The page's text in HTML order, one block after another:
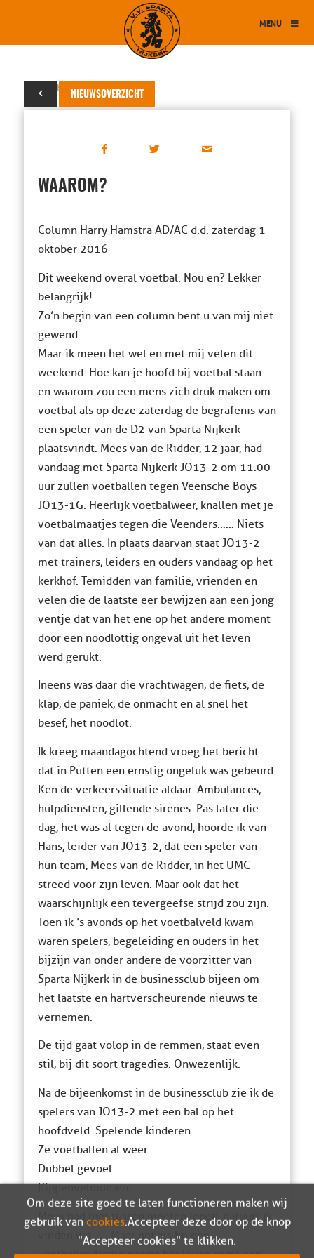
MENU
NIEUWSOVERZICHT
01 oktober 2016
WAAROM?
Column Harry Hamstra AD/AC d.d. zaterdag 1
oktober 2016
Dit weekend overal voetbal. Nou en? Lekker
belangrijk!
Zo’n begin van een column bent u van mij niet
gewend.
Maar ik meen het wel en met mij velen dit
weekend. Hoe kan je hoofd bij voetbal staan
en waarom zou een mens zich druk maken om
voetbal als op deze zaterdag de begrafenis van
een speler van de D2 van Sparta Nijkerk
plaatsvindt. Mees van de Ridder, 12 jaar, had
vandaag met Sparta Nijkerk JO13-2 om 11.00
uur zullen voetballen tegen Veensche Boys
JO13-1G. Heerlijk voetbalweer, knallen met je
voetbalmaatjes tegen die Veenders…… Niets
van dat alles. In plaats daarvan staat JO13-2
met trainers, leiders en ouders vandaag op het
kerkhof. Temidden van familie, vrienden en
velen die de laatste eer bewijzen aan een jong
ventje dat van het ene op het andere moment
door een noodlottig ongeval uit het leven
werd gerukt.
Ineens was daar die vrachtwagen, de fiets, de
klap, de paniek, de onmacht en al snel het
besef, het noodlot.
Ik kreeg maandagochtend vroeg het bericht
dat in Putten een ernstig ongeluk was gebeurd.
Ken de verkeerssituatie aldaar. Ambulances,
hulpdiensten, gillende sirenes. Pas later die
dag, het was al tegen de avond, hoorde ik van
Hans, leider van JO13-2, dat een speler van
hun team, Mees van de Ridder, in het UMC
streed voor zijn leven. Maar ook dat het
waarschijnlijk een tevergeefse strijd zou zijn.
Toen ik ’s avonds op het voetbalveld kwam
waren spelers, begeleiding en ouders in het
bijzijn van onder andere de voorzitter van
Sparta Nijkerk in de businessclub bijeen om
het laatste en hartverscheurende nieuws te
vernemen.
De tijd gaat volop in de remmen, staat even
stil, bij dit soort tragedies. Onwezenlijk.
Na de bijeenkomst in de businessclub zie ik de
spelers van JO13-2 met een bal op het
hoofdveld. Spelende kinderen.
Ze voetballen al weer.
Dubbel gevoel.
Kippenvelmoment.
Mees had hier tussen moeten lopen, natuurlijk,
vinden wij…… Maar net als bij een
voetbalwedstrijd neemt het leven soms een
Om deze site goed te laten functioneren maken wij
gebruik van cookies. Accepteer deze door op de knop
"Accepteer cookies" te klikken.